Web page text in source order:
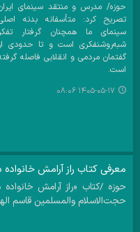
حوزه/ مدرس و منتقد سینمای
تصریح کرد: متأسفانه بدنه
سینمای ما همچنان گرفتار
شبه‌روشنفکری است و تا حدودی
گفتمان مردمی و انقلابی فاصله
است.
۱۴۰۵-۰۵-۱۷ ۰۸:۰۶
معرفی کتاب راز آرامش
حوزه /کتاب «راز آرامش
حجت‌الاسلام والمسلمین قاسم